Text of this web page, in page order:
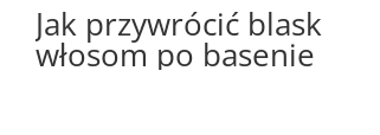
Jak przywrócić blask
włosom po basenie